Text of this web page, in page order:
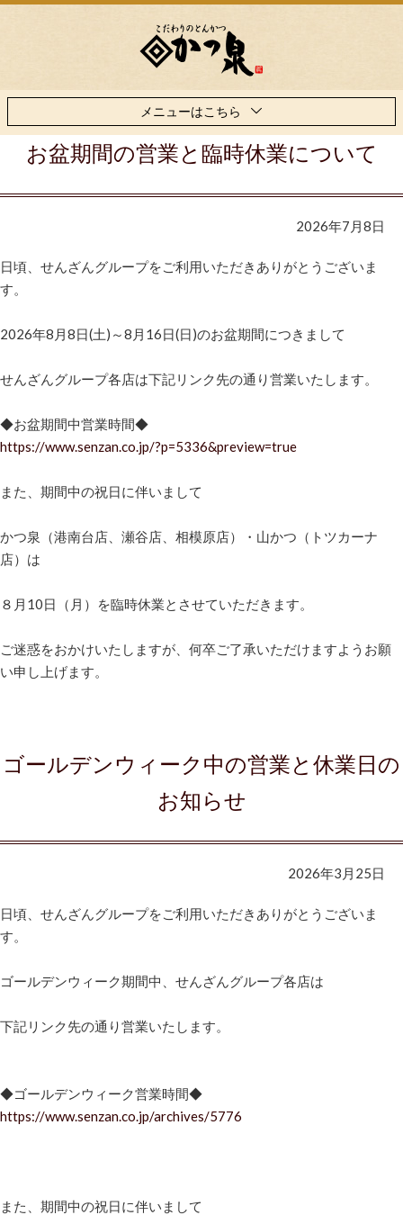
メニューはこちら
お盆期間の営業と臨時休業について
2026年7月8日
日頃、せんざんグループをご利用いただきありがとうございま
す。
2026年8月8日(土)～8月16日(日)のお盆期間につきまして
せんざんグループ各店は下記リンク先の通り営業いたします。
◆お盆期間中営業時間◆
https://www.senzan.co.jp/?p=5336&preview=true
また、期間中の祝日に伴いまして
かつ泉（港南台店、瀬谷店、相模原店）・山かつ（トツカーナ
店）は
８月10日（月）を臨時休業とさせていただきます。
ご迷惑をおかけいたしますが、何卒ご了承いただけますようお願
い申し上げます。
ゴールデンウィーク中の営業と休業日の
お知らせ
2026年3月25日
日頃、せんざんグループをご利用いただきありがとうございま
す。
ゴールデンウィーク期間中、せんざんグループ各店は
下記リンク先の通り営業いたします。
◆ゴールデンウィーク営業時間◆
https://www.senzan.co.jp/archives/5776
また、期間中の祝日に伴いまして